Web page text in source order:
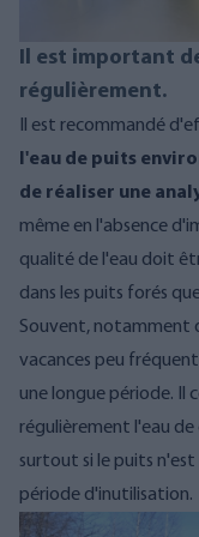
Il est important
régulièrement.
Il est recommandé
l'eau de puits
de réaliser une
même en l'absence
qualité de l'eau doit
dans les puits forés
Souvent, notamment
vacances peu
une longue période. Il
régulièrement l'eau de
surtout si le puits n'est
période d'inutilisation.